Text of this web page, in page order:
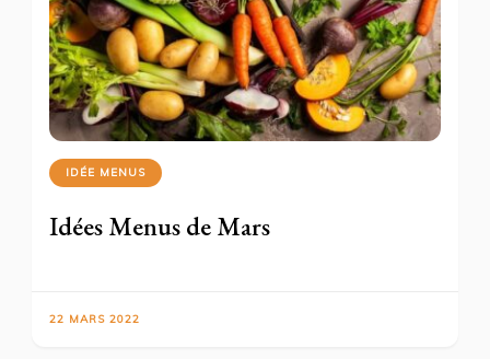
IDÉE MENUS
Idées Menus de Mars
22 MARS 2022